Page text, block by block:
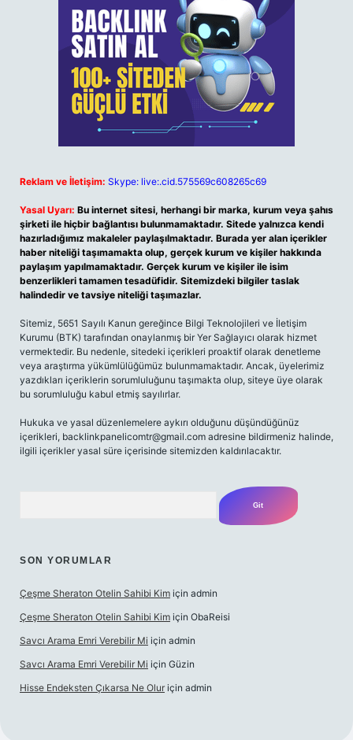
Reklam ve İletişim: Skype: live:.cid.575569c608265c69
Yasal Uyarı: Bu internet sitesi, herhangi bir marka, kurum veya şahıs
şirketi ile hiçbir bağlantısı bulunmamaktadır. Sitede yalnızca kendi
hazırladığımız makaleler paylaşılmaktadır. Burada yer alan içerikler
haber niteliği taşımamakta olup, gerçek kurum ve kişiler hakkında
paylaşım yapılmamaktadır. Gerçek kurum ve kişiler ile isim
benzerlikleri tamamen tesadüfidir. Sitemizdeki bilgiler taslak
halindedir ve tavsiye niteliği taşımazlar.
Sitemiz, 5651 Sayılı Kanun gereğince Bilgi Teknolojileri ve İletişim
Kurumu (BTK) tarafından onaylanmış bir Yer Sağlayıcı olarak hizmet
vermektedir. Bu nedenle, sitedeki içerikleri proaktif olarak denetleme
veya araştırma yükümlülüğümüz bulunmamaktadır. Ancak, üyelerimiz
yazdıkları içeriklerin sorumluluğunu taşımakta olup, siteye üye olarak
bu sorumluluğu kabul etmiş sayılırlar.
Hukuka ve yasal düzenlemelere aykırı olduğunu düşündüğünüz
içerikleri, backlinkpanelicomtr@gmail.com adresine bildirmeniz halinde,
ilgili içerikler yasal süre içerisinde sitemizden kaldırılacaktır.
SON YORUMLAR
Çeşme Sheraton Otelin Sahibi Kim için admin
Çeşme Sheraton Otelin Sahibi Kim için ObaReisi
Savcı Arama Emri Verebilir Mi için admin
Savcı Arama Emri Verebilir Mi için Güzin
Hisse Endeksten Çıkarsa Ne Olur için admin